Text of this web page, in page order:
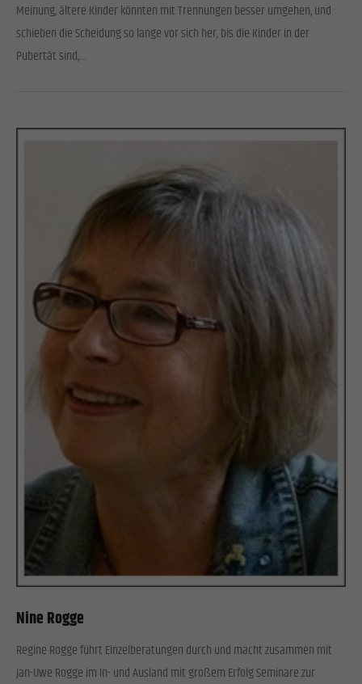
Meinung, ältere Kinder könnten mit Trennungen besser umgehen, und
schieben die Scheidung so lange vor sich her, bis die Kinder in der
Pubertät sind,…
Nine Rogge
Regine Rogge führt Einzelberatungen durch und macht zusammen mit
Jan-Uwe Rogge im In- und Ausland mit großem Erfolg Seminare zur